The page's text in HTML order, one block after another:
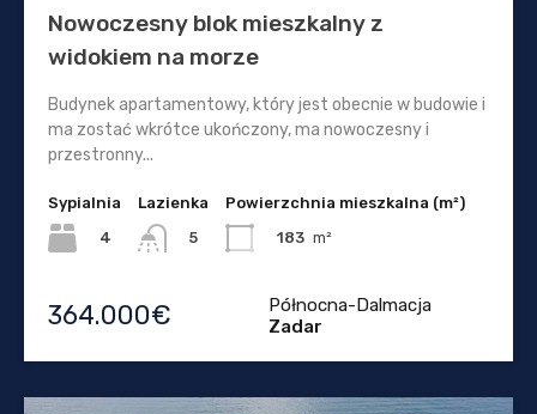
Nowoczesny blok mieszkalny z
widokiem na morze
Budynek apartamentowy, który jest obecnie w budowie i
ma zostać wkrótce ukończony, ma nowoczesny i
przestronny...
Sypialnia
4
Lazienka
5
Powierzchnia mieszkalna (m²)
183 m²
364.000€
Północna-Dalmacja
Zadar